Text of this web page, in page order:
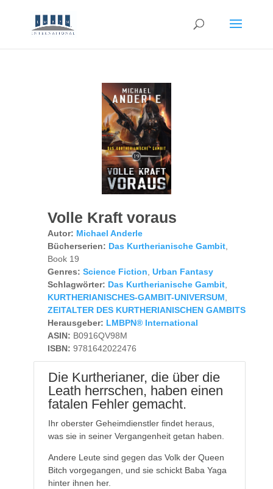
Volle Kraft voraus
Autor: Michael Anderle
Bücherserien: Das Kurtherianische Gambit,
Book 19
Genres: Science Fiction Urban Fantasy
Schlagwörter: Das Kurtherianische Gambit,
KURTHERIANISCHES-GAMBIT-UNIVERSUM
ZEITALTER DES KURTHERIANISCHEN GAMBITS
Herausgeber: LMBPN® International
ASIN: B0916QV98M
ISBN: 9781642022476
Die Kurtherianer, die über die
Leath herrschen, haben einen
fatalen Fehler gemacht.
Ihr oberster Geheimdienstler findet heraus,
was sie in seiner Vergangenheit getan haben.
Andere Leute sind gegen das Volk der Queen
Bitch vorgegangen, und sie schickt Baba Yaga
hinter ihnen her.